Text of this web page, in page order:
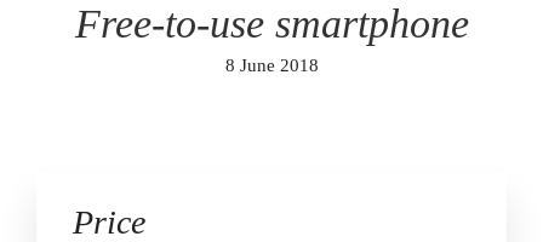
Free-to-use smartphone
8 June 2018
Price